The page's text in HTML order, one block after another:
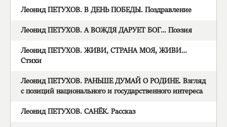
Леонид ПЕТУХОВ. В ДЕНЬ ПОБЕДЫ. Поздравление
Леонид ПЕТУХОВ. А ВОЖДЯ ДАРУЕТ БОГ… Поэзия
Леонид ПЕТУХОВ. ЖИВИ, СТРАНА МОЯ, ЖИВИ…
Стихи
Леонид ПЕТУХОВ. РАНЬШЕ ДУМАЙ О РОДИНЕ. Взгляд
с позиций национального и государственного интереса
Леонид ПЕТУХОВ. САНЁК. Рассказ